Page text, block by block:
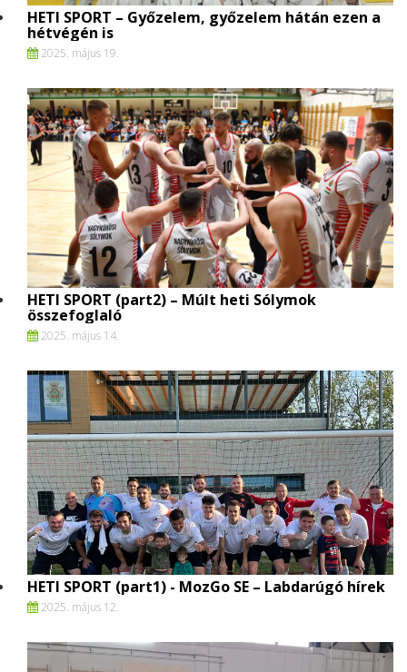
HETI SPORT – Győzelem, győzelem hátán ezen a
hétvégén is
2025. május 19.
HETI SPORT (part2) – Múlt heti Sólymok
összefoglaló
2025. május 14.
HETI SPORT (part1) - MozGo SE – Labdarúgó hírek
2025. május 12.